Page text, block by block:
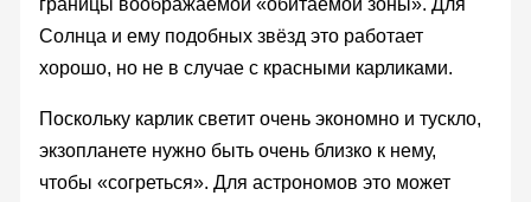
Солнца и ему подобных звёзд это работает
хорошо, но не в случае с красными карликами.
Поскольку карлик светит очень экономно и тускло,
экзопланете нужно быть очень близко к нему,
чтобы «согреться». Для астрономов это может